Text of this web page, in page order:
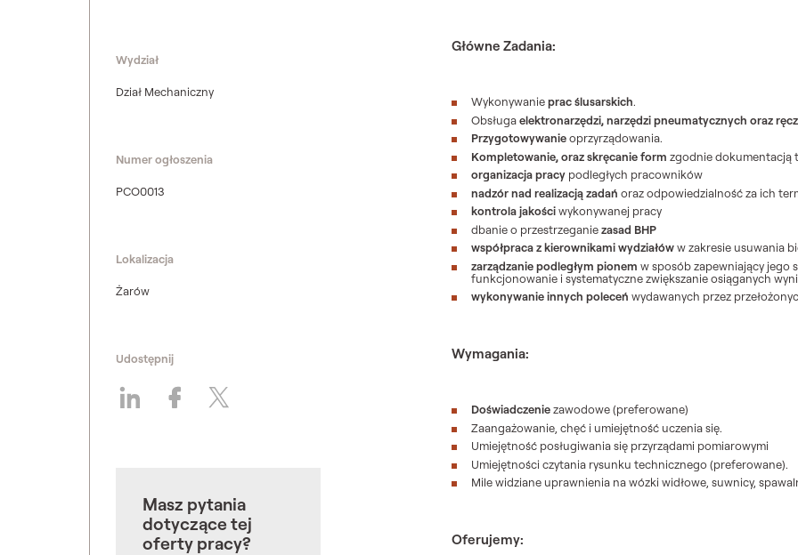
Wydział
Dział Mechaniczny
Numer ogłoszenia
PCO0013
Lokalizacja
Żarów
Udostępnij
Masz pytania
dotyczące tej
oferty pracy?
Główne Zadania:
Wykonywanieprac ślusarskich.
Obsługaelektronarzędzi, narzędzi pneumatycznych oraz
Przygotowywanieoprzyrządowania.
Kompletowanie, oraz skręcanie form zgodnie dokumentacją
organizacja pracy podległych pracowników
nadzór nad realizacją zadań oraz odpowiedzialność za ich
kontrola jakościwykonywanej pracy
dbanie o przestrzeganiezasad BHP
współpraca z kierownikami wydziałóww zakresie usuwania
zarządzanie podległym pionem w sposób zapewniający jego
funkcjonowanie i systematyczne zwiększanie osiąganych
wykonywanie innych poleceń wydawanych przez
Wymagania:
Doświadczeniezawodowe (preferowane)
Zaangażowanie, chęć i umiejętność uczenia się.
Umiejętność posługiwania się przyrządami pomiarowymi
Umiejętności czytania rysunku technicznego (preferowane).
Mile widziane uprawnienia na wózki widłowe, suwnicy,
Oferujemy: